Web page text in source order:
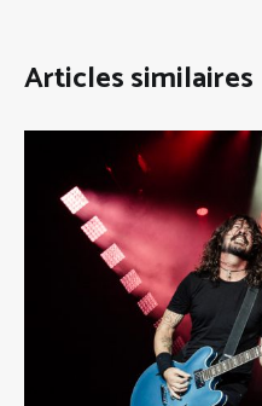
Articles similaires